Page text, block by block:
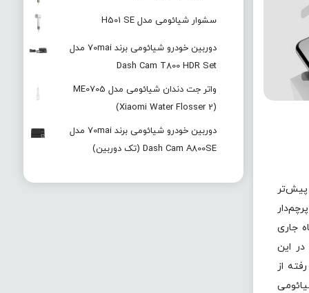
ماه جاری
این
از
سشوار شیائومی مدل H501 SE
دوربین خودرو شیائومی برند 70mai مدل
Dash Cam T800 HDR Set
واتر جت دندان شیائومی مدل ME0705
(Xiaomi Water Flosser 2)
دوربین خودرو شیائومی برند 70mai مدل
Dash Cam A800SE (تک دوربین)